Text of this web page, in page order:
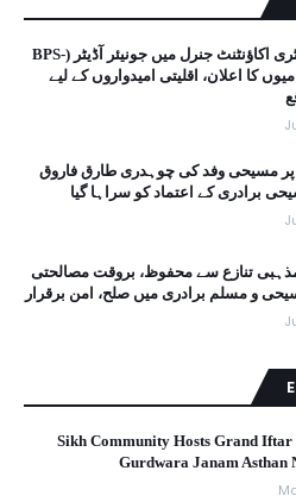
آفس آف دی ملٹری اکاؤنٹنٹ جنرل میں جونیئر آڈیٹر (BPS-
274 آسامیوں کا اعلان، اقلیتی امیدواروں کے لیے
پر مسیحی وفد کی چوہدری طارق فاروق
برادری کے اعتماد کو سراہا گیا
تنازع سے محفوظ، بروقت مصالحتی
و مسلم برادری میں صلح، امن برقرار
Sikh Community Hosts Grand
Gurdwara Janam Asthan